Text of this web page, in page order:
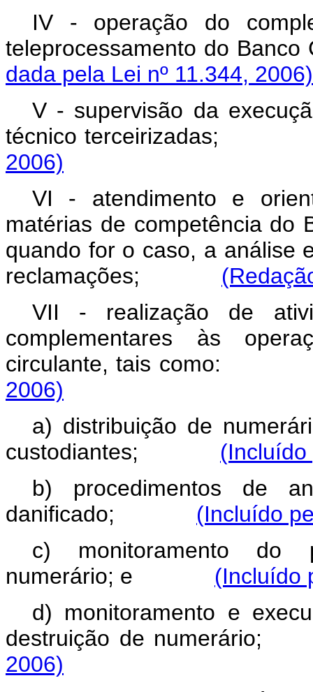
IV - operação do
teleprocessamento do
dada pela Lei nº 11.344, 2006)
V - supervisão da
técnico
2006)
VI - atendimento e
matérias de competência do
quando for o caso, a análise
reclamações;
VII - realização de
complementares às
circulante, tais
2006)
a) distribuição de
custodiantes; (Incluído
b) procedimentos de
danificado; (Incluído
c) monitoramento do
numerário; e (Incluído
d) monitoramento e
destruição de
2006)